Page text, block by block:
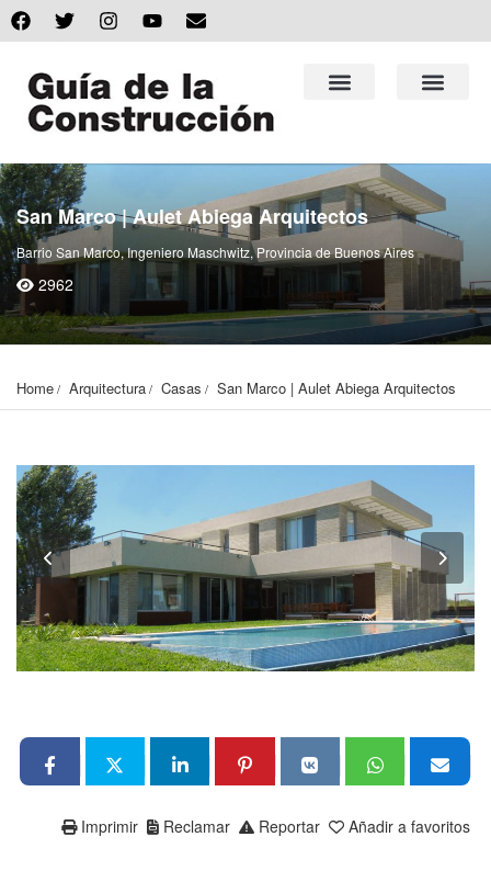
San Marco | Aulet Abiega Arquitectos
Barrio San Marco, Ingeniero Maschwitz, Provincia de Buenos Aires
2962
Home Arquitectura Casas San Marco | Aulet Abiega Arquitectos
Añadir a favoritos
Reportar
Reclamar
Imprimir